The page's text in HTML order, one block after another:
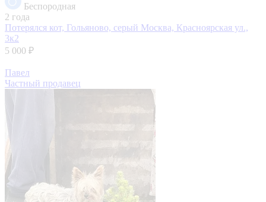
Беспородная
2 года
Потерялся кот, Гольяново, серый Москва, Красноярская ул.,
3к2
5 000 ₽
Павел
Частный продавец